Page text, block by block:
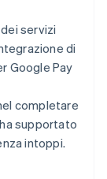
servizi
di
Google Pay
completare
supportato
intoppi.